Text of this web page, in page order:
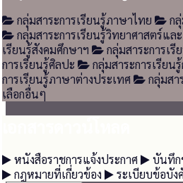
กลุ่มสาระการเรียนรู้ภาษาไทย
ก
กลุ่มสาระการเรียนรู้วิทยาศาสตร์แล
เรียนรู้สังคมศึกษาฯ
กลุ่มสาระการเ
การเรียนรู้ศิลปะ
กลุ่มสาระการเรียน
การเรียนรู้ภาษาต่างประเทศ
กลุ่มสา
เลือกอื่นๆ
หนังสือราชการแจ้งประกาศ บันทึก
กฎหมายที่เกี่ยวข้อง
ระเบียบข้อบัง